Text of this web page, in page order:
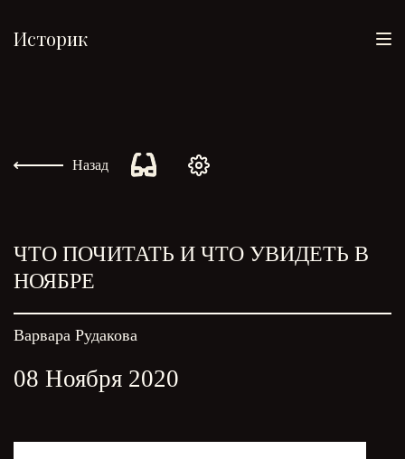
Историк
Назад
ЧТО ПОЧИТАТЬ И ЧТО УВИДЕТЬ В
НОЯБРЕ
08 Ноября 2020
Варвара Рудакова